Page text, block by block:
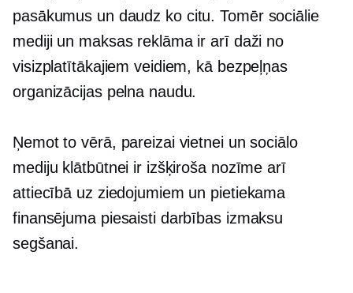
pasākumus un daudz ko citu. Tomēr sociālie
mediji un maksas reklāma ir arī daži no
visizplatītākajiem veidiem, kā bezpeļņas
organizācijas pelna naudu.
Ņemot to vērā, pareizai vietnei un sociālo
mediju klātbūtnei ir izšķiroša nozīme arī
attiecībā uz ziedojumiem un pietiekama
finansējuma piesaisti darbības izmaksu
segšanai.